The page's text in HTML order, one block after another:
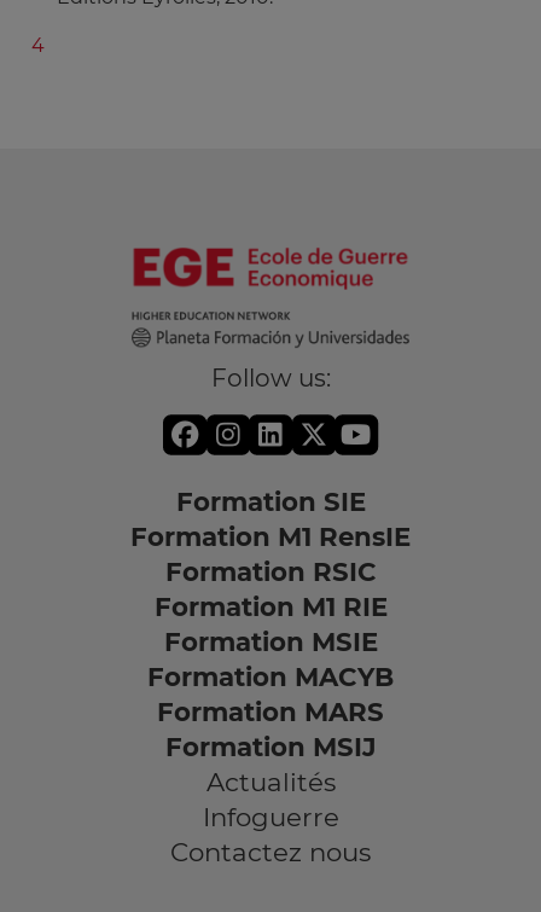
Follow us:
Formation SIE
Formation M1 RensIE
Formation RSIC
Formation M1 RIE
Formation MSIE
Formation MACYB
Formation MARS
Formation MSIJ
Actualités
Infoguerre
Contactez nous